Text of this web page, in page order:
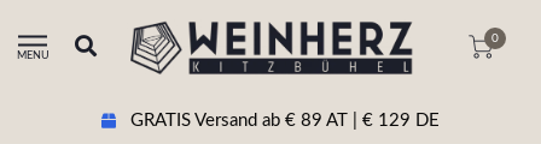
MENU
0
GRATIS Versand ab € 89 AT | € 129 DE